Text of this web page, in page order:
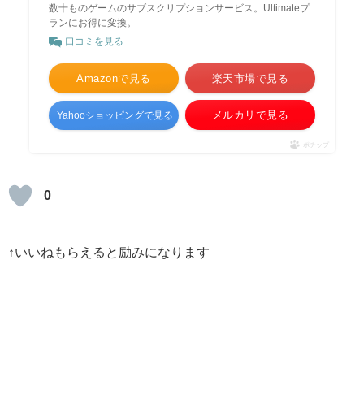
数十ものゲームのサブスクリプションサービス。Ultimateプ
ランにお得に変換。
口コミを見る
Amazonで見る 楽天市場で見る
Yahooショッピングで見る メルカリで見る
ポチップ
0
↑いいねもらえると励みになります